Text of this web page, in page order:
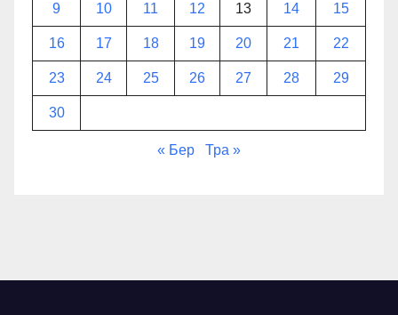
9 10 11 12 13 14 15
16 17 18 19 20 21 22
23 24 25 26 27 28 29
30
« Бер Тра »